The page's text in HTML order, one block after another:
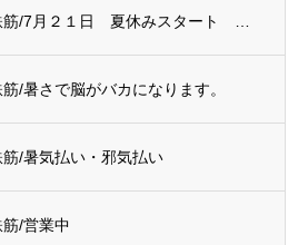
/暑さで脳がバカになります。
/暑気払い・邪気払い
/営業中